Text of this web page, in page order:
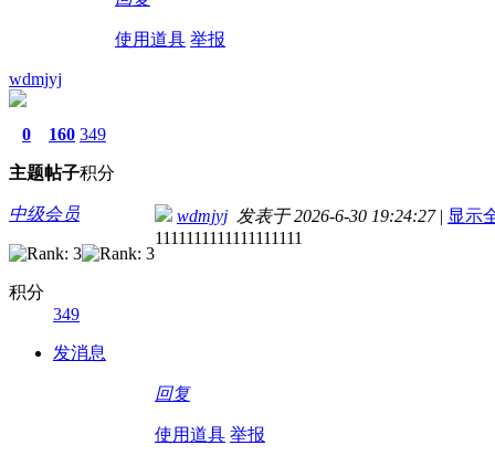
使用道具 举报
wdmjyj
0
主题
160
帖子
349
积分
中级会员
积分
349
发消息
wdmjyj 发表于 2026-6-30 19:24:27 | 显示
1111111111111111111
回复
使用道具 举报